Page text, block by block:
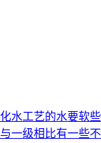
水工艺的水要软些
一级相比有一些